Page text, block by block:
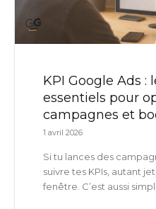
KPI Google Ads :
essentiels pour
campagnes et
1 avril 2026
Si tu lances des
suivre tes KPIs, autant